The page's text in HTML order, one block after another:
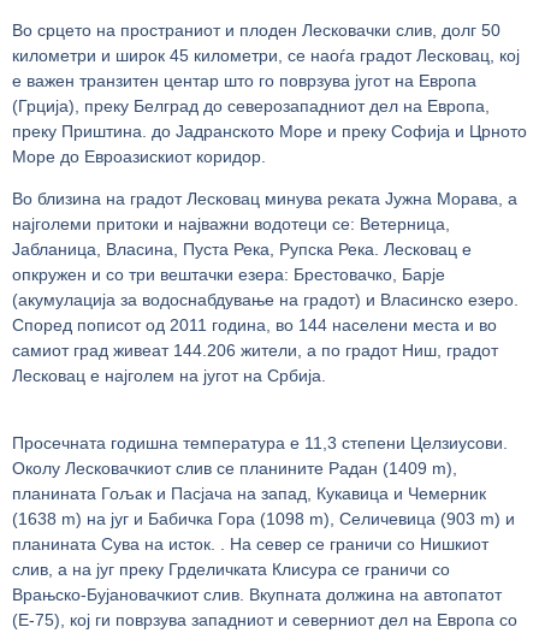
Во срцето на пространиот и плоден Лесковачки слив, долг 50
километри и широк 45 километри, се наоѓа градот Лесковац, кој
е важен транзитен центар што го поврзува југот на Европа
(Грција), преку Белград до северозападниот дел на Европа,
преку Приштина. до Јадранското Море и преку Софија и Црното
Море до Евроазискиот коридор.
Во близина на градот Лесковац минува реката Јужна Морава, а
најголеми притоки и најважни водотеци се: Ветерница,
Јабланица, Власина, Пуста Река, Рупска Река. Лесковац е
опкружен и со три вештачки езера: Брестовачко, Барје
(акумулација за водоснабдување на градот) и Власинско езеро.
Според пописот од 2011 година, во 144 населени места и во
самиот град живеат 144.206 жители, а по градот Ниш, градот
Лесковац е најголем на југот на Србија.
Просечната годишна температура е 11,3 степени Целзиусови.
Околу Лесковачкиот слив се планините Радан (1409 m),
планината Гољак и Пасјача на запад, Кукавица и Чемерник
(1638 m) на југ и Бабичка Гора (1098 m), Селичевица (903 m) и
планината Сува на исток. . На север се граничи со Нишкиот
слив, а на југ преку Грделичката Клисура се граничи со
Врањско-Бујановачкиот слив. Вкупната должина на автопатот
(Е-75), кој ги поврзува западниот и северниот дел на Европа со